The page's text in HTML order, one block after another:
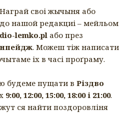
своі жычыня або
нашой редакциі – мейльом
lemko.pl або през
. Можеш тіж написати
іх в часі проґраму.
будеме пущати вРіздво
9:00, 12:00, 15:00, 18:00 і 21:00.
ся найти поздоровліня